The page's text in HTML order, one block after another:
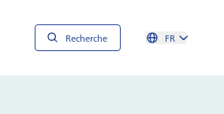
Recherche FR